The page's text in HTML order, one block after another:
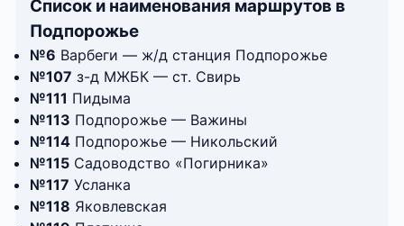
Список и наименования маршрутов в
Подпорожье
№6 Варбеги — ж/д станция Подпорожье
№107 з-д МЖБК — ст. Свирь
№111 Пидыма
№113 Подпорожье — Важины
№114 Подпорожье — Никольский
№115 Садоводство «Погирника»
№117 Усланка
№118 Яковлевская